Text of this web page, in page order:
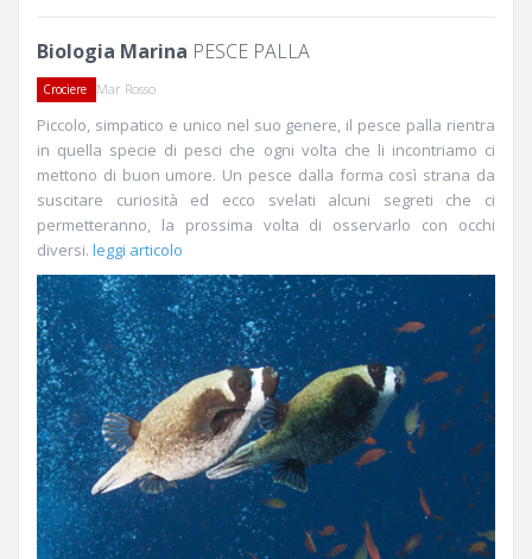
Biologia Marina PESCE PALLA
Crociere Mar Rosso
Piccolo, simpatico e unico nel suo genere, il pesce palla rientra
in quella specie di pesci che ogni volta che li incontriamo ci
mettono di buon umore. Un pesce dalla forma così strana da
suscitare curiosità ed ecco svelati alcuni segreti che ci
permetteranno, la prossima volta di osservarlo con occhi
diversi. leggi articolo